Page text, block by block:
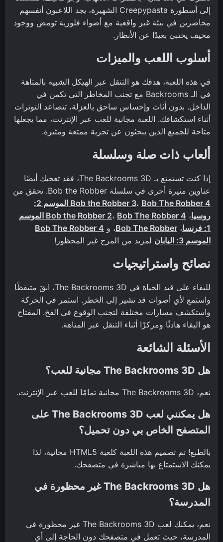
إلى أسطورة Creepypasta الشهيرة، يجد اللاعبون أنفسهم
محاصرين في بيئة غير واقعية مع أضواء فلورية تومض ووجود
مخيف يختبئ بعيدًا عن الأنظار.
أسلوب اللعب والميزات
في هذه اللعبة، هدفك هو التنقل عبر الهيكل الشبيه بالمتاهة
في الـ Backrooms مع تجنب المخاطر التي تكمن في
الداخل. بدون أثاث وإحساس ساحق بالعزلة، تتصاعد التوترات
أثناء استكشافك. اللعبة مجانية للعب عبر الإنترنت، مما يجعلها
متاحة للجميع الذين يبحثون عن تجربة ممتعة ومثيرة.
ألعاب ذات صلة وسلسلة
إذا كنت تستمتع بـ The Backrooms 3D، فقد تعجبك أيضًا
عناوين مثيرة أخرى في سلسلة Bob the Robber. تحقق من
Bob the Robber 3،
Bob The Robber 4 الموسم 2:
روسيا، Bob the Robber 2،
Bob The Robber 4 الموسم
1: فرنسا
، Bob The Robber، و Bob The Robber 4
الموسم 3: اليابان
لمزيد من المرح غير المحظور!
نصائح واستراتيجيات
للبقاء على قيد الحياة في The Backrooms 3D، ابقَ متيقظًا
واستمع لأي أصوات قد تشير إلى الخطر. استمر في الحركة
واستكشف مسارات مختلفة لتجنب الوقوع في الفخ. المفتاح
هو البقاء هادئًا ومركزًا أثناء التنقل عبر المتاهة.
الأسئلة الشائعة
هل The Backrooms 3D مجانية للعب؟
نعم، The Backrooms 3D مجانية تمامًا للعب عبر الإنترنت.
هل يمكنني لعب The Backrooms 3D على
المتصفح الخاص بي دون تحميل؟
بالطبع! تم تصميم هذه اللعبة كلعبة HTML5 مجانية، لذا
يمكنك الاستمتاع بها مباشرة في متصفحك.
هل The Backrooms 3D غير محظورة في
المدرسة؟
نعم، يمكنك لعب The Backrooms 3D غير محظورة في
المدرسة، حيث تعمل في متصفحك دون الحاجة إلى أي